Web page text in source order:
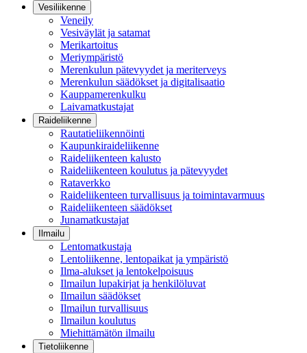
Vesiliikenne
Veneily
Vesiväylät ja satamat
Merikartoitus
Meriympäristö
Merenkulun pätevyydet ja meriterveys
Merenkulun säädökset ja digitalisaatio
Kauppamerenkulku
Laivamatkustajat
Raideliikenne
Rautatieliikennöinti
Kaupunkiraideliikenne
Raideliikenteen kalusto
Raideliikenteen koulutus ja pätevyydet
Rataverkko
Raideliikenteen turvallisuus ja toimintavarmuus
Raideliikenteen säädökset
Junamatkustajat
Ilmailu
Lentomatkustaja
Lentoliikenne, lentopaikat ja ympäristö
Ilma-alukset ja lentokelpoisuus
Ilmailun lupakirjat ja henkilöluvat
Ilmailun säädökset
Ilmailun turvallisuus
Ilmailun koulutus
Miehittämätön ilmailu
Tietoliikenne